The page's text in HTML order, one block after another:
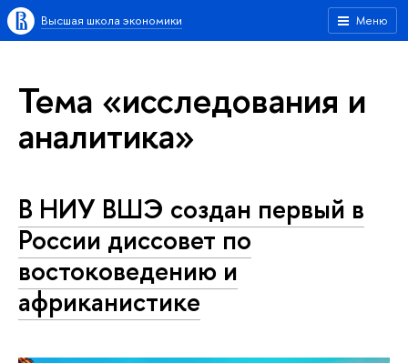
Меню
Высшая школа экономики
Тема «исследования и
аналитика»
В НИУ ВШЭ создан первый в
России диссовет по
востоковедению и
африканистике